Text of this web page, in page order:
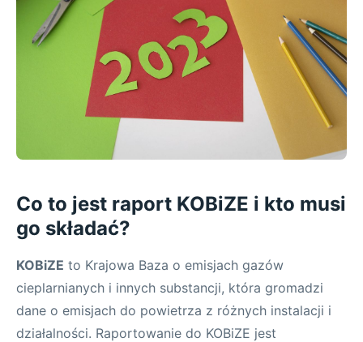
Co to jest raport KOBiZE i kto musi
go składać?
KOBiZE to Krajowa Baza o emisjach gazów
cieplarnianych i innych substancji, która gromadzi
dane o emisjach do powietrza z różnych instalacji i
działalności. Raportowanie do KOBiZE jest